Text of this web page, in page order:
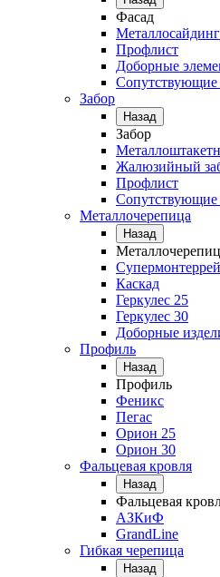
Фасад
Металлосайдинг
Профлист
Доборные
Сопутствующие
Забор
Назад
Забор
Жалюзийный
Профлист
Сопутствующие
Металлочерепица
Назад
Супермонтеррей
Каскад
Геркулес 25
Геркулес 30
Доборные
Профиль
Назад
Профиль
Феникс
Пегас
Орион 25
Орион 30
Фальцевая кровля
Назад
Фальцевая
АЗКиФ
GrandLine
Гибкая черепица
Назад